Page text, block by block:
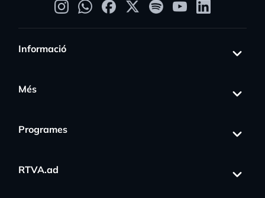
Informació
Més
Programes
RTVA.ad